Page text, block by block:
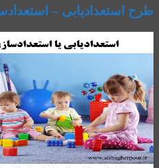
طرح استعدادیابی –